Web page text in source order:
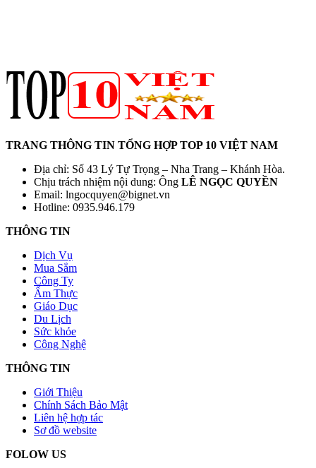
TRANG THÔNG TIN TỔNG HỢP TOP 10 VIỆT NAM
Địa chỉ: Số 43 Lý Tự Trọng – Nha Trang – Khánh Hòa.
Chịu trách nhiệm nội dung: Ông LÊ NGỌC QUYỀN
Email: lngocquyen@bignet.vn
Hotline: 0935.946.179
THÔNG TIN
Dịch Vụ
Mua Sắm
Công Ty
Ẩm Thực
Giáo Dục
Du Lịch
Sức khỏe
Công Nghệ
THÔNG TIN
Giới Thiệu
Chính Sách Bảo Mật
Liên hệ hợp tác
Sơ đồ website
FOLOW US